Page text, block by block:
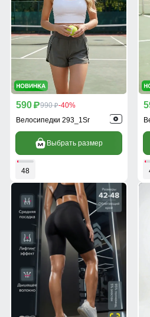
590 p990 p-40%
Велосипедки 293_1Sr
Выбрать размер
48